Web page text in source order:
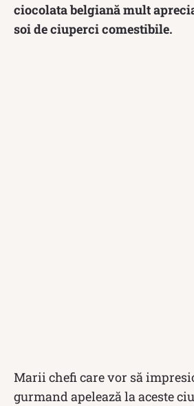
ciocolata belgiană mult
soi de ciuperci comestibile.
Marii chefi care vor să
gurmand apelează la aceste